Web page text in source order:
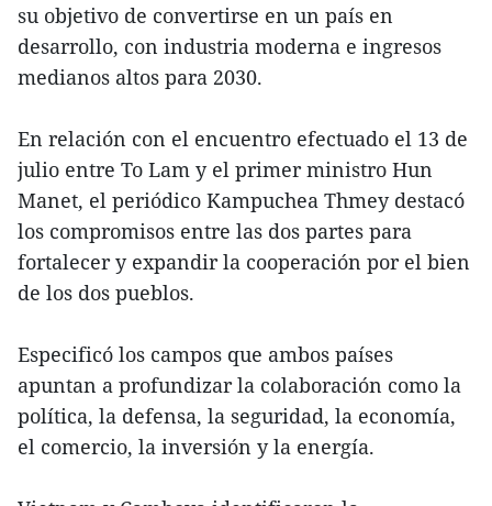
su objetivo de convertirse en un país en
desarrollo, con industria moderna e ingresos
medianos altos para 2030.
En relación con el encuentro efectuado el 13 de
julio entre To Lam y el primer ministro Hun
Manet, el periódico Kampuchea Thmey destacó
los compromisos entre las dos partes para
fortalecer y expandir la cooperación por el bien
de los dos pueblos.
Especificó los campos que ambos países
apuntan a profundizar la colaboración como la
política, la defensa, la seguridad, la economía,
el comercio, la inversión y la energía.